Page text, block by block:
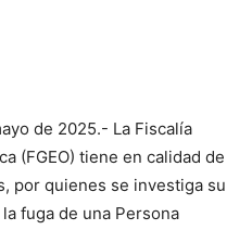
de 2025.- La Fiscalía
(FGEO) tiene en calidad de
por quienes se investiga su
fuga de una Persona